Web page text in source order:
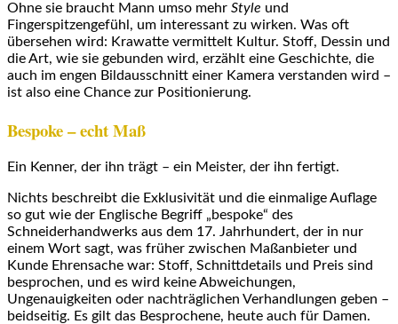
Ohne sie braucht Mann umso mehr Style und
Fingerspitzengefühl, um interessant zu wirken. Was oft
übersehen wird: Krawatte vermittelt Kultur. Stoff, Dessin und
die Art, wie sie gebunden wird, erzählt eine Geschichte, die
auch im engen Bildausschnitt einer Kamera verstanden wird –
ist also eine Chance zur Positionierung.
Bespoke – echt Maß
Ein Kenner, der ihn trägt – ein Meister, der ihn fertigt.
Nichts beschreibt die Exklusivität und die einmalige Auflage
so gut wie der Englische Begriff „bespoke“ des
Schneiderhandwerks aus dem 17. Jahrhundert, der in nur
einem Wort sagt, was früher zwischen Maßanbieter und
Kunde Ehrensache war: Stoff, Schnittdetails und Preis sind
besprochen, und es wird keine Abweichungen,
Ungenauigkeiten oder nachträglichen Verhandlungen geben –
beidseitig. Es gilt das Besprochene, heute auch für Damen.